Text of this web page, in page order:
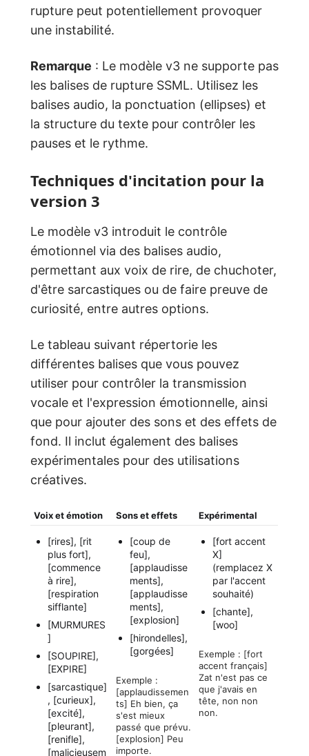
rupture peut potentiellement provoquer
une instabilité.
Remarque : Le modèle v3 ne supporte pas
les balises de rupture SSML. Utilisez les
balises audio, la ponctuation (ellipses) et
la structure du texte pour contrôler les
pauses et le rythme.
Techniques d'incitation pour la
version 3
Le modèle v3 introduit le contrôle
émotionnel via des balises audio,
permettant aux voix de rire, de chuchoter,
d'être sarcastiques ou de faire preuve de
curiosité, entre autres options.
Le tableau suivant répertorie les
différentes balises que vous pouvez
utiliser pour contrôler la transmission
vocale et l'expression émotionnelle, ainsi
que pour ajouter des sons et des effets de
fond. Il inclut également des balises
expérimentales pour des utilisations
créatives.
Voix et émotion Sons et effets Expérimental
[rires], [rit
plus fort],
[commence
à rire],
[respiration
sifflante]
[MURMURES
]
[SOUPIRE],
[EXPIRE]
[sarcastique]
, [curieux],
[excité],
[pleurant],
[renifle],
[malicieusem
[coup de
feu],
[applaudisse
ments],
[applaudisse
ments],
[explosion]
[hirondelles],
[gorgées]
Exemple :
[applaudissemen
ts] Eh bien, ça
s'est mieux
passé que prévu.
[explosion] Peu
importe.
[fort accent
X]
(remplacez X
par l'accent
souhaité)
[chante],
[woo]
Exemple : [fort
accent français]
Zat n'est pas ce
que j'avais en
tête, non non
non.